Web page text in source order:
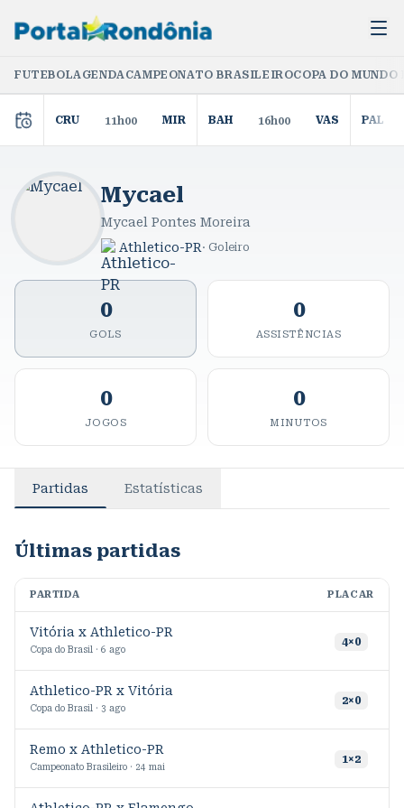
FUTEBOLAGENDACAMPEONATO BRASILEIROCOPA DO
CRU 11h00 MIR BAH 16h00 VAS PAL
Mycael
Mycael Pontes Moreira
Athletico-PR · Goleiro
0
GOLS
0
ASSISTÊNCIAS
0
JOGOS
0
MINUTOS
Partidas Estatísticas
Últimas partidas
PARTIDA PLACAR
Vitória x Athletico-PR
Copa do Brasil · 6 ago
4×0
Athletico-PR x Vitória
Copa do Brasil · 3 ago
2×0
Remo x Athletico-PR
Campeonato Brasileiro · 24 mai
1×2